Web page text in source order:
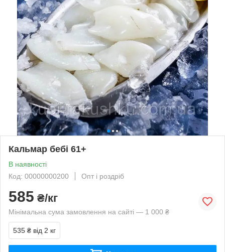
Кальмар бебі 61+
В наявності
Код: 00000000200
Опт і роздріб
585 ₴/кг
Мінімальна сума замовлення на сайті — 1 000 ₴
535 ₴ від 2 кг